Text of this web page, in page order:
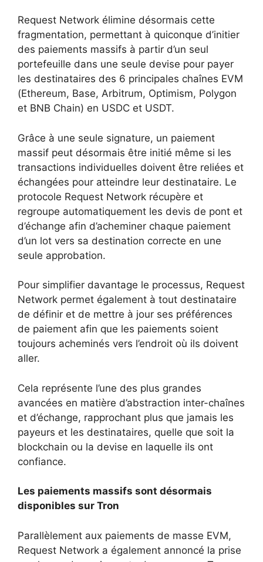
Request Network élimine désormais cette
fragmentation, permettant à quiconque d’initier
des paiements massifs à partir d’un seul
portefeuille dans une seule devise pour payer
les destinataires des 6 principales chaînes EVM
(Ethereum, Base, Arbitrum, Optimism, Polygon
et BNB Chain) en USDC et USDT.
Grâce à une seule signature, un paiement
massif peut désormais être initié même si les
transactions individuelles doivent être reliées et
échangées pour atteindre leur destinataire. Le
protocole Request Network récupère et
regroupe automatiquement les devis de pont et
d’échange afin d’acheminer chaque paiement
d’un lot vers sa destination correcte en une
seule approbation.
Pour simplifier davantage le processus, Request
Network permet également à tout destinataire
de définir et de mettre à jour ses préférences
de paiement afin que les paiements soient
toujours acheminés vers l’endroit où ils doivent
aller.
Cela représente l’une des plus grandes
avancées en matière d’abstraction inter-chaînes
et d’échange, rapprochant plus que jamais les
payeurs et les destinataires, quelle que soit la
blockchain ou la devise en laquelle ils ont
confiance.
Les paiements massifs sont désormais
disponibles sur Tron
Parallèlement aux paiements de masse EVM,
Request Network a également annoncé la prise